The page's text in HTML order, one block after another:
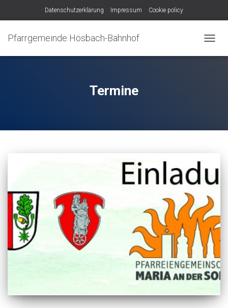
Datenschutzerklärung Impressum Cookie policy
Pfarrgemeinde Hösbach-Bahnhof
Termine